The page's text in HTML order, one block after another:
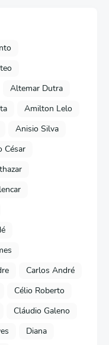
Altemar Dutra
Amilton Lelo
Anisio Silva
César
Carlos André
Célio Roberto
Cláudio Galeno
Diana